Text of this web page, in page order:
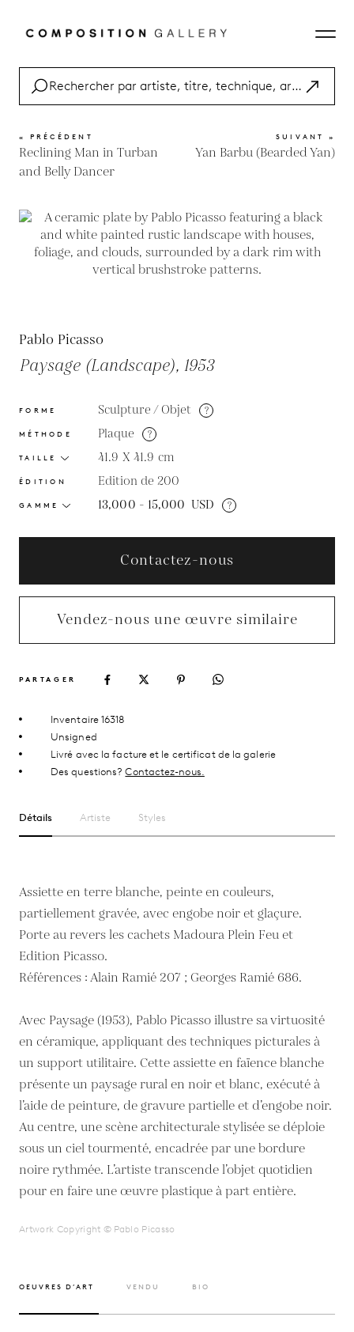
« PRÉCÉDENT
Reclining Man in Turban
and Belly Dancer
SUIVANT »
Yan Barbu (Bearded Yan)
Pablo Picasso
Paysage (Landscape), 1953
FORME Sculpture / Objet ?
MÉTHODE Plaque ?
TAILLE 41.9 X 41.9 cm
ÉDITION Edition de 200
GAMME 13,000 - 15,000 USD ?
Contactez-nous
Vendez-nous une œuvre similaire
PARTAGER
Inventaire 16318
Unsigned
Livré avec la facture et le certificat de la galerie
Des questions?Contactez-nous.
Détails Artiste Styles
Assiette en terre blanche, peinte en couleurs,
partiellement gravée, avec engobe noir et glaçure.
Porte au revers les cachets Madoura Plein Feu et
Edition Picasso.
Références : Alain Ramié 207 ; Georges Ramié 686.
Avec Paysage (1953), Pablo Picasso illustre sa virtuosité
en céramique, appliquant des techniques picturales à
un support utilitaire. Cette assiette en faïence blanche
présente un paysage rural en noir et blanc, exécuté à
l’aide de peinture, de gravure partielle et d’engobe noir.
Au centre, une scène architecturale stylisée se déploie
sous un ciel tourmenté, encadrée par une bordure
noire rythmée. L’artiste transcende l’objet quotidien
pour en faire une œuvre plastique à part entière.
Artwork Copyright © Pablo Picasso
OEUVRES D’ART VENDU BIO